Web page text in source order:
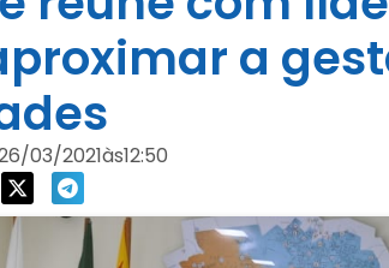
a
03/2021às12:50